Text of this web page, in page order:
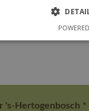
's-Hertogenbosch *